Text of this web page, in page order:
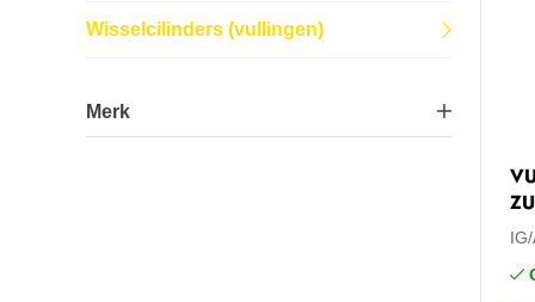
Machines
Wisselcilinders (vullingen)
Merk